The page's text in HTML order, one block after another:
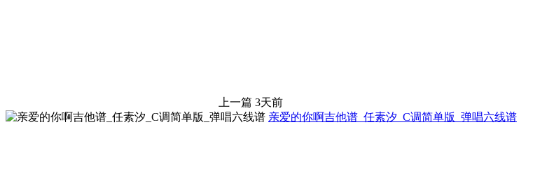
上一篇 3天前
亲爱的你啊吉他谱_任素汐_C调简单版_弹唱六线谱